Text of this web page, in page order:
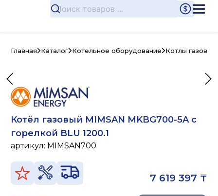
Главная Каталог Котельное оборудование Котлы газовые
Котёл газовый MIMSAN MKBG700-5A с
горелкой BLU 1200.1
артикул: MIMSAN700
7 619 397 ₸